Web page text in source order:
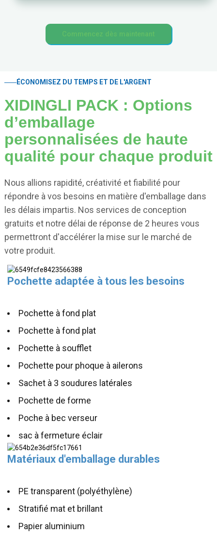
Commencez dès maintenant
ÉCONOMISEZ DU TEMPS ET DE L'ARGENT
XIDINGLI PACK : Options
d’emballage
personnalisées de haute
qualité pour chaque produit
Nous allions rapidité, créativité et fiabilité pour
répondre à vos besoins en matière d'emballage dans
les délais impartis. Nos services de conception
gratuits et notre délai de réponse de 2 heures vous
permettront d'accélérer la mise sur le marché de
votre produit.
Pochette adaptée à tous les besoins
Pochette à fond plat
Pochette à fond plat
Pochette à soufflet
Pochette pour phoque à ailerons
Sachet à 3 soudures latérales
Pochette de forme
Poche à bec verseur
sac à fermeture éclair
Matériaux d'emballage durables
PE transparent (polyéthylène)
Stratifié mat et brillant
Papier aluminium